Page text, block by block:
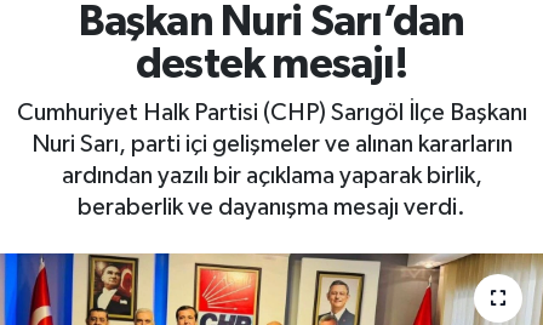
Başkan Nuri Sarı’dan
destek mesajı!
Cumhuriyet Halk Partisi (CHP) Sarıgöl İlçe Başkanı
Nuri Sarı, parti içi gelişmeler ve alınan kararların
ardından yazılı bir açıklama yaparak birlik,
beraberlik ve dayanışma mesajı verdi.
SPOR
SİYASET
RESMİ İLAN
BİLİM VE TEKNOLOJİ
Eğitim
Manisa
RESMİ İLAN
Yaşam
Tüm Manşetler
Haber Arşivi